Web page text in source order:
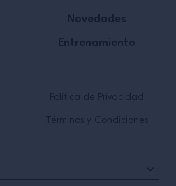
Novedades
Entrenamiento
Política de Privacidad
Términos y Condiciones